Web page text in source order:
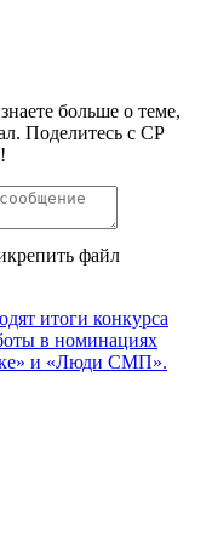
больше о теме,
Поделитесь с СР
файл
итоги конкурса
в номинациях
и «Люди СМП».